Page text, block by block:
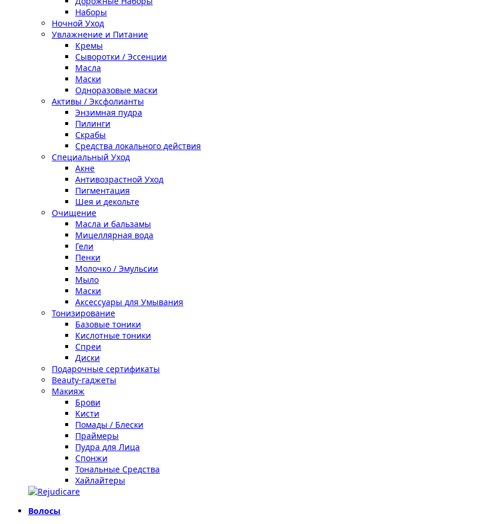
Наборы
Ночной Уход
Увлажнение и Питание
Кремы
Сыворотки / Эссенции
Масла
Маски
Одноразовые маски
Активы / Эксфолианты
Энзимная пудра
Пилинги
Скрабы
Средства локального действия
Специальный Уход
Акне
Антивозрастной Уход
Пигментация
Шея и декольте
Очищение
Масла и бальзамы
Мицеллярная вода
Гели
Пенки
Молочко / Эмульсии
Мыло
Маски
Аксессуары для Умывания
Тонизирование
Базовые тоники
Кислотные тоники
Спреи
Диски
Подарочные сертификаты
Beauty-гаджеты
Макияж
Брови
Кисти
Помады / Блески
Праймеры
Пудра для Лица
Спонжи
Тональные Средства
Хайлайтеры
Волосы